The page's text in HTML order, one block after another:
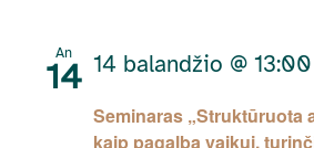
An
14
Seminaras „Struktūruota
kaip pagalba vaikui,
14 balandžio @ 13:00